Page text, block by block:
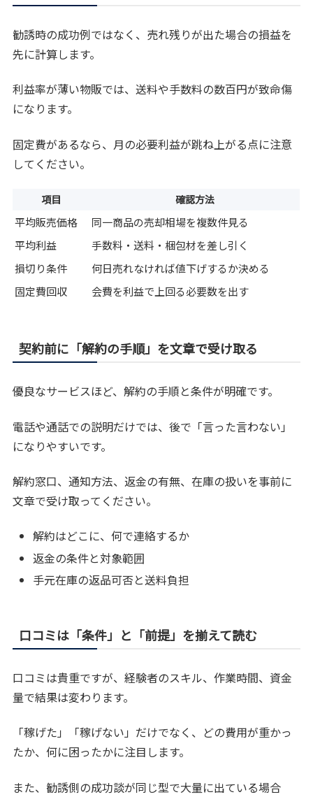
勧誘時の成功例ではなく、売れ残りが出た場合の損益を
先に計算します。
利益率が薄い物販では、送料や手数料の数百円が致命傷
になります。
固定費があるなら、月の必要利益が跳ね上がる点に注意
してください。
項目 確認方法
平均販売価格
同一商品の売却相場を複数件見る
平均利益
手数料・送料・梱包材を差し引く
損切り条件
何日売れなければ値下げするか決める
固定費回収
会費を利益で上回る必要数を出す
契約前に「解約の手順」を文章で受け取る
優良なサービスほど、解約の手順と条件が明確です。
電話や通話での説明だけでは、後で「言った言わない」
になりやすいです。
解約窓口、通知方法、返金の有無、在庫の扱いを事前に
文章で受け取ってください。
解約はどこに、何で連絡するか
返金の条件と対象範囲
手元在庫の返品可否と送料負担
口コミは「条件」と「前提」を揃えて読む
口コミは貴重ですが、経験者のスキル、作業時間、資金
量で結果は変わります。
「稼げた」「稼げない」だけでなく、どの費用が重かっ
たか、何に困ったかに注目します。
また、勧誘側の成功談が同じ型で大量に出ている場合